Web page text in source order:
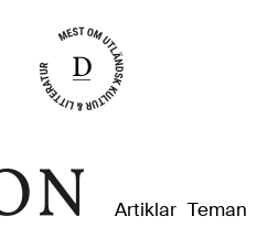
Artiklar Teman